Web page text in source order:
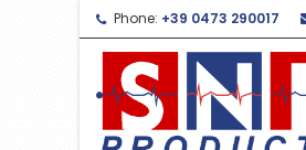
Phone: +39 0473 290017